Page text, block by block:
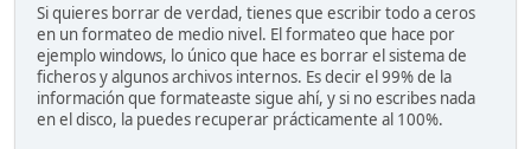
Si quieres borrar de verdad, tienes que escribir todo a ceros
en un formateo de medio nivel. El formateo que hace por
ejemplo windows, lo único que hace es borrar el sistema de
ficheros y algunos archivos internos. Es decir el 99% de la
información que formateaste sigue ahí, y si no escribes nada
en el disco, la puedes recuperar prácticamente al 100%.